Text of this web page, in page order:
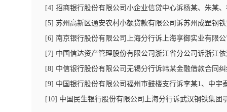
[4] 招商银行股份有限公司小企业信贷中心诉杨某、朱某
[5] 苏州高新区通安农村小额贷款有限公司诉苏州成罡钢
[6] 南京银行股份有限公司上海分行诉上海享御实业有限
[7] 中国信达资产管理股份有限公司浙江省分公司诉浙江
[8] 中信银行股份有限公司无锡分行诉韩某金融借款合同
[9] 中国银行股份有限公司福州市鼓楼支行诉李某1、中
[10] 中国民生银行股份有限公司上海分行诉武汉钢铁集